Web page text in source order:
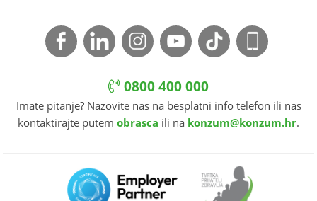
0800 400 000
Imate pitanje? Nazovite nas na besplatni info telefon ili nas
kontaktirajte putem obrasca ili na konzum@konzum.hr.